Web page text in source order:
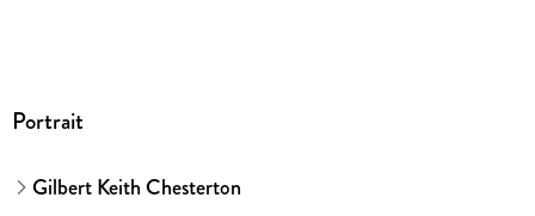
Portrait
Gilbert Keith Chesterton